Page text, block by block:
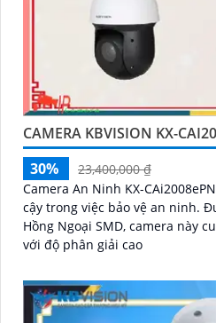
CAMERA KBVISION KX-
30%
23,400,000 ₫
Camera An Ninh KX-
cậy trong việc bảo vệ an ninh. Được trang bị công nghệ AI
Hồng Ngoại SMD, camera này
với độ phân giải cao